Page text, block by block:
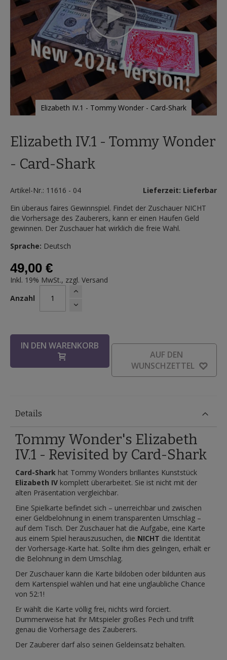
Elizabeth IV.1 - Tommy Wonder - Card-Shark
der
springen
Elizabeth IV.1 - Tommy Wonder
- Card-Shark
Artikel-Nr.: 11616 - 04
Lieferzeit: Lieferbar
Ein überaus faires Gewinnspiel. Findet der Zuschauer NICHT
die Vorhersage des Zauberers, kann er einen Haufen Geld
gewinnen. Der Zuschauer hat wirklich die freie Wahl.
Sprache: Deutsch
49,00 €
Inkl. 19% MwSt., zzgl. Versand
Anzahl
IN DEN WARENKORB
AUF DEN
WUNSCHZETTEL
Details
Tommy Wonder's Elizabeth
IV.1 - Revisited by Card-Shark
Card-Shark hat Tommy Wonders brillantes Kunststück
Elizabeth IV komplett überarbeitet. Sie ist nicht mit der
alten Präsentation vergleichbar.
Eine Spielkarte befindet sich – unerreichbar und zwischen
einer Geldbelohnung in einem transparenten Umschlag –
auf dem Tisch. Der Zuschauer hat die Aufgabe, eine Karte
aus einem Spiel herauszusuchen, die NICHT die Identität
der Vorhersage-Karte hat. Sollte ihm dies gelingen, erhält er
die Belohnung in dem Umschlag.
Der Zuschauer kann die Karte bildoben oder bildunten aus
dem Kartenspiel wählen und hat eine unglaubliche Chance
von 52:1!
Er wählt die Karte völlig frei, nichts wird forciert.
Dummerweise hat Ihr Mitspieler großes Pech und trifft
genau die Vorhersage des Zauberers.
Der Zauberer darf also seinen Geldeinsatz behalten.